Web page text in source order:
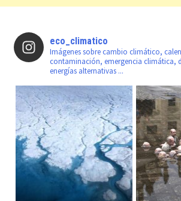
eco_climatico
Imágenes sobre cambio climático,
contaminación, emergencia climática,
energías alternativas ...